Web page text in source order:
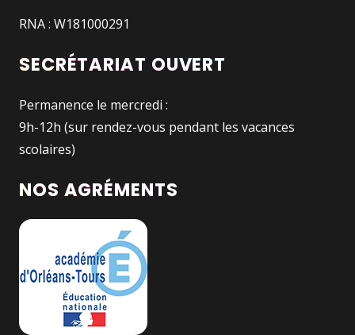
RNA : W181000291
SECRÉTARIAT OUVERT
Permanence le mercredi :
9h-12h (sur rendez-vous pendant les vacances
scolaires)
NOS AGRÉMENTS